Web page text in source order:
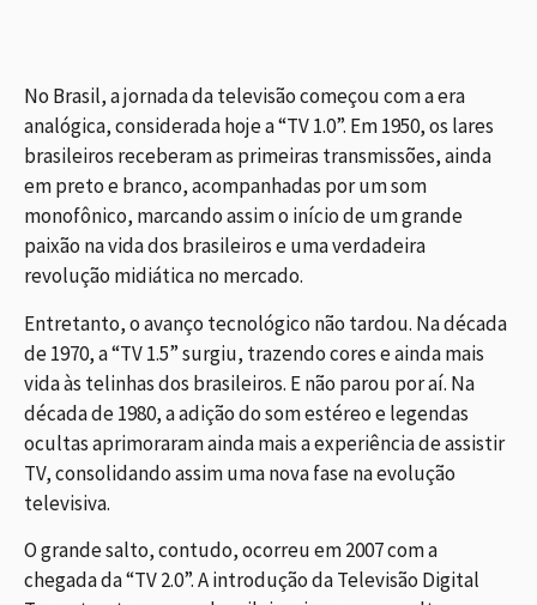
No Brasil, a jornada da televisão começou com a era
analógica, considerada hoje a “TV 1.0”. Em 1950, os lares
brasileiros receberam as primeiras transmissões, ainda
em preto e branco, acompanhadas por um som
monofônico, marcando assim o início de um grande
paixão na vida dos brasileiros e uma verdadeira
revolução midiática no mercado.
Entretanto, o avanço tecnológico não tardou. Na década
de 1970, a “TV 1.5” surgiu, trazendo cores e ainda mais
vida às telinhas dos brasileiros. E não parou por aí. Na
década de 1980, a adição do som estéreo e legendas
ocultas aprimoraram ainda mais a experiência de assistir
TV, consolidando assim uma nova fase na evolução
televisiva.
O grande salto, contudo, ocorreu em 2007 com a
chegada da “TV 2.0”. A introdução da Televisão Digital